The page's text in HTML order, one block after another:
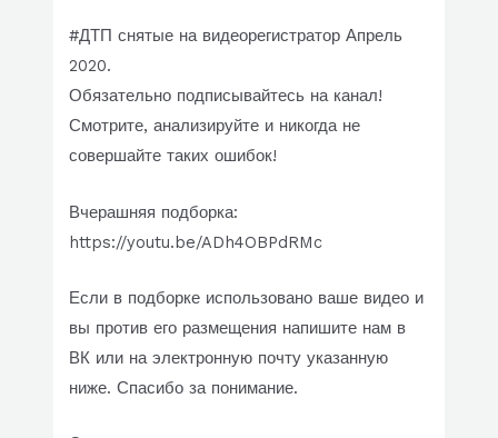
#ДТП снятые на видеорегистратор Апрель
2020.
Обязательно подписывайтесь на канал!
Смотрите, анализируйте и никогда не
совершайте таких ошибок!
Вчерашняя подборка:
https://youtu.be/ADh4OBPdRMc
Если в подборке использовано ваше видео и
вы против его размещения напишите нам в
ВК или на электронную почту указанную
ниже. Спасибо за понимание.